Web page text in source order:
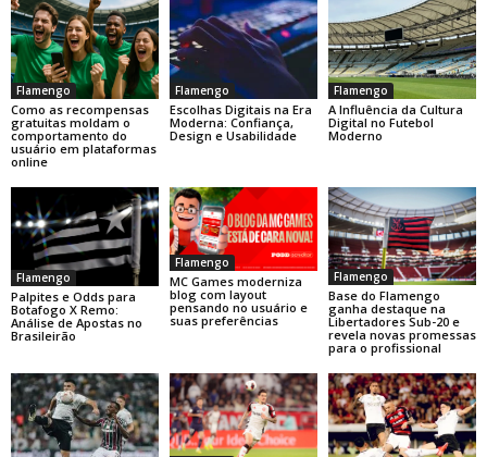
Flamengo
Como as recompensas
gratuitas moldam o
comportamento do
usuário em plataformas
online
Flamengo
Escolhas Digitais na Era
Moderna: Confiança,
Design e Usabilidade
Flamengo
A Influência da Cultura
Digital no Futebol
Moderno
Flamengo
Palpites e Odds para
Botafogo X Remo:
Análise de Apostas no
Brasileirão
Flamengo
MC Games moderniza
blog com layout
pensando no usuário e
suas preferências
Flamengo
Base do Flamengo
ganha destaque na
Libertadores Sub-20 e
revela novas promessas
para o profissional